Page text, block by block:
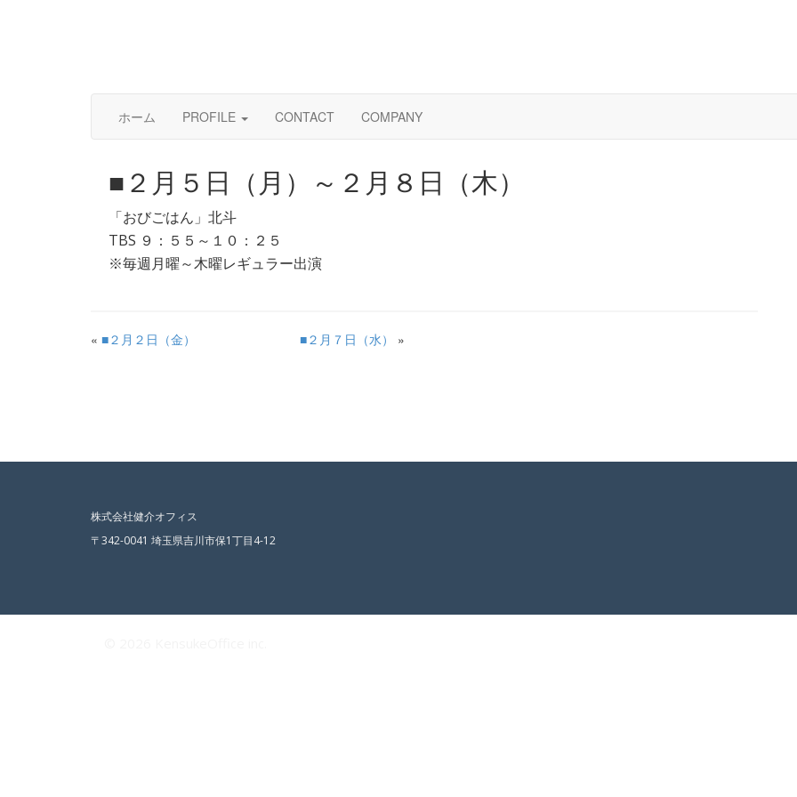
ホーム PROFILE CONTACT COMPANY
■２月５日（月）～２月８日（木）
「おびごはん」北斗
TBS ９：５５～１０：２５
※毎週月曜～木曜レギュラー出演
« ■２月２日（金） ■２月７日（水） »
株式会社健介オフィス
〒342-0041 埼玉県吉川市保1丁目4-12